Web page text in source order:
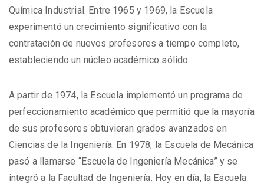
Química Industrial. Entre 1965 y 1969, la Escuela
experimentó un crecimiento significativo con la
contratación de nuevos profesores a tiempo completo,
estableciendo un núcleo académico sólido.
A partir de 1974, la Escuela implementó un programa de
perfeccionamiento académico que permitió que la mayoría
de sus profesores obtuvieran grados avanzados en
Ciencias de la Ingeniería. En 1978, la Escuela de Mecánica
pasó a llamarse “Escuela de Ingeniería Mecánica” y se
integró a la Facultad de Ingeniería. Hoy en día, la Escuela